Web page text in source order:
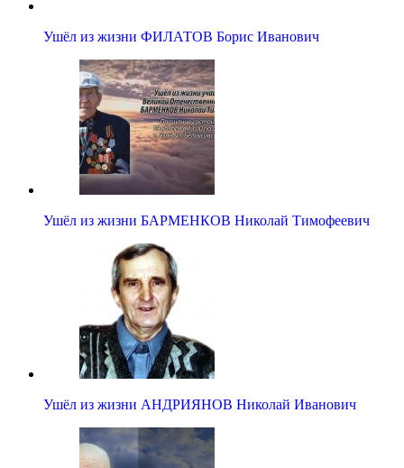
Ушёл из жизни ФИЛАТОВ Борис Иванович
Ушёл из жизни БАРМЕНКОВ Николай Тимофеевич
Ушёл из жизни АНДРИЯНОВ Николай Иванович